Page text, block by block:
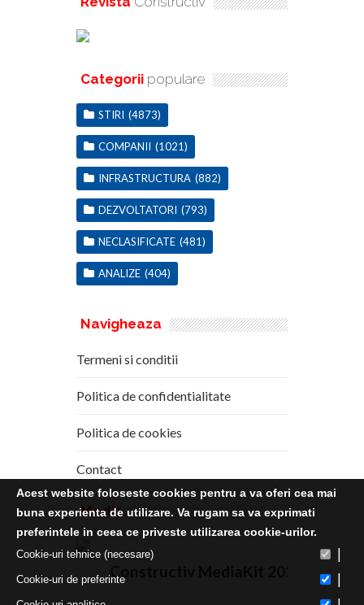
Categorii populare
STIRI (4873)
COMPANII (1021)
INFRASTRUCTURA (882)
DEZVOLTATORI (793)
NECLASIFICATE (481)
ANALIZE (404)
Navigheaza
Termeni si conditii
Politica de confidentialitate
Politica de cookies
Contact
Media Kit
Constructiv MediaKit 2020
Acest website foloseste cookies pentru a va oferi cea mai
buna experienta de utilizare. Va rugam sa va exprimati
preferintele in ceea ce priveste utilizarea cookie-urilor.
Cookie-uri tehnice (necesare)
Cookie-uri de preferinte